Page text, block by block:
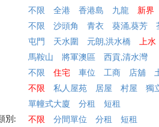
不限 全港 香港島 九龍 新界
不限
沙頭角 青衣 葵涌,葵芳
屯門
天水圍 元朗,洪水橋 上水
馬鞍山
將軍澳區
西貢,清水灣
不限 住宅 車位 工商 店舖
不限
私人屋苑 居屋 村屋 獨
單幢式大廈
分租
短租
別:
不限 分間單位 分租
短租